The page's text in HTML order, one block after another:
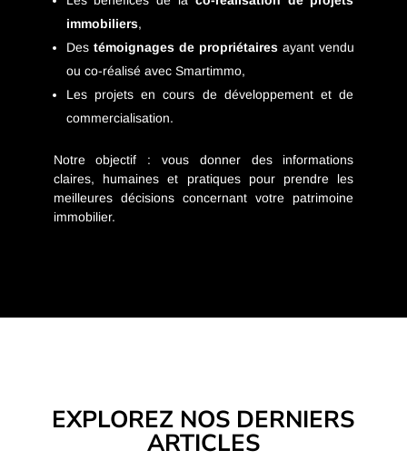
immobiliers,
Des témoignages de propriétairesayant vendu
ou co-réalisé avec Smartimmo,
Les projets en cours de développement et de
commercialisation.
Notre objectif : vous donner des informations
claires, humaines et pratiques pour prendre les
meilleures décisions concernant votre patrimoine
immobilier.
EXPLOREZ NOS DERNIERS
ARTICLES